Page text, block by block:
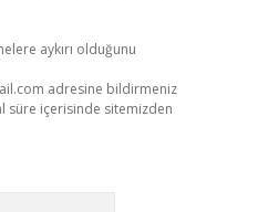
aykırı olduğunu
adresine bildirmeniz
süre içerisinde sitemizden